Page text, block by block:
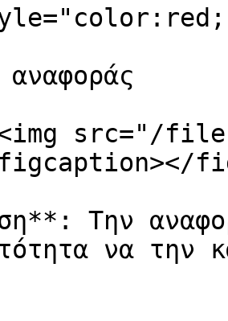
αναφοράς
src="/files/
Την
να την